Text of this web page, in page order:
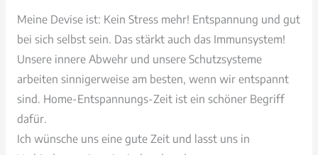
Meine Devise ist: Kein Stress mehr! Entspannung und gut
bei sich selbst sein. Das stärkt auch das Immunsystem!
Unsere innere Abwehr und unsere Schutzsysteme
arbeiten sinnigerweise am besten, wenn wir entspannt
sind. Home-Entspannungs-Zeit ist ein schöner Begriff
dafür.
Ich wünsche uns eine gute Zeit und lasst uns in